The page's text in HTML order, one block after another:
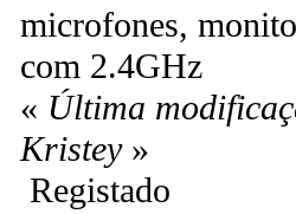
microfones,
com 2.4GHz
« Última
Kristey»
Registado